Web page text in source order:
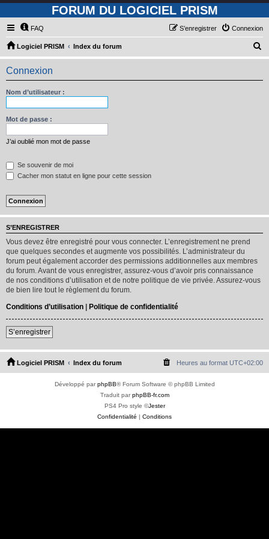
FORUM DU LOGICIEL PRISM
FAQ Connexion
S’enregistrer
Logiciel PRISM Index du forum
e
Connexion
Nom d’utilisateur :
Mot de passe :
J’ai oublié mon mot de passe
Se souvenir de moi
Cacher mon statut en ligne pour cette session
S’ENREGISTRER
Vous devez être enregistré pour vous connecter. L’enregistrement ne prend
que quelques secondes et augmente vos possibilités. L’administrateur du
forum peut également accorder des permissions additionnelles aux membres
du forum. Avant de vous enregistrer, assurez-vous d’avoir pris connaissance
de nos conditions d’utilisation et de notre politique de vie privée. Assurez-vous
de bien lire tout le règlement du forum.
Conditions d’utilisation | Politique de confidentialité
S’enregistrer
Logiciel PRISM Index du forum Heures au format UTC+02:00
Développé parphpBB® Forum Software © phpBB Limited
Traduit parphpBB-fr.com
PS4 Pro style ©Jester
Confidentialité | Conditions